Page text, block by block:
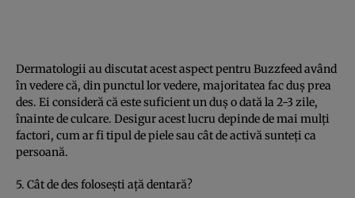
Dermatologii au discutat acest aspect pentru Buzzfeed având
în vedere că, din punctul lor vedere, majoritatea fac duş prea
des. Ei consideră că este suficient un duş o dată la 2-3 zile,
înainte de culcare. Desigur acest lucru depinde de mai mulţi
factori, cum ar fi tipul de piele sau cât de activă sunteţi ca
persoană.
5. Cât de des foloseşti aţă dentară?